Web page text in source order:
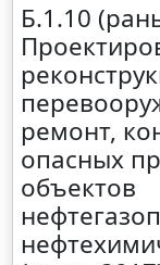
Б.1.10
ремонт,
опасных
объектов